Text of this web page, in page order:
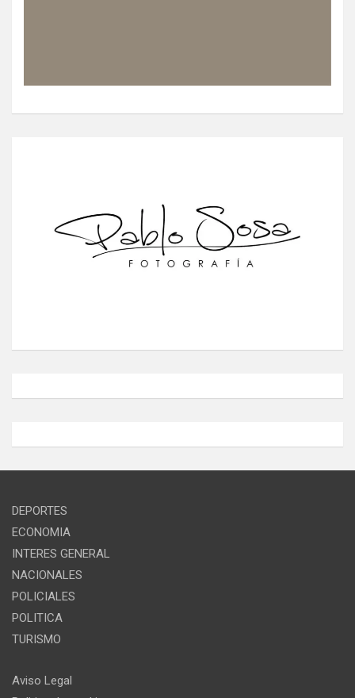
DEPORTES
ECONOMIA
INTERES GENERAL
NACIONALES
POLICIALES
POLITICA
TURISMO
Aviso Legal